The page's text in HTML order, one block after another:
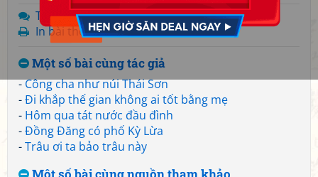
Trả lời
In bài thơ
Một số bài cùng tác giả
-Công cha như núi Thái Sơn
-Đi khắp thế gian không ai tốt bằng mẹ
- Hôm qua tát nước đầu đình
-Đồng Đăng có phố Kỳ Lừa
-Trâu ơi ta bảo trâu này